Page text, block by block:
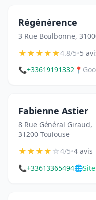
Régénérence
3 Rue Boulbonne,
★★★★★4.8/5•5
📞+33619191332 📍
Fabienne Astier
8 Rue Général Giraud,
31200 Toulouse
★★★★☆4/5•4 avis
📞+33613365494🌐